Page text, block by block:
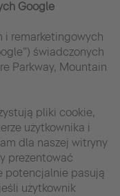
Google
i remarketingowych
świadczonych
Parkway, Mountain
pliki cookie,
użytkownika i
dla naszej witryny
prezentować
potencjalnie pasują
użytkownik